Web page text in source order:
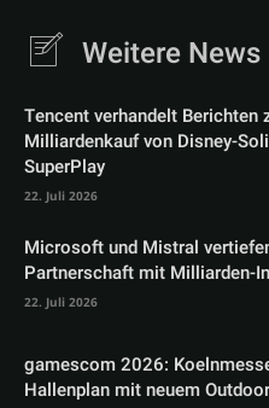
Weitere News
Tencent verhandelt Berichten
Milliardenkauf von Disney-
SuperPlay
22. Juli 2026
Microsoft und Mistral
Partnerschaft mit Milliarden-
22. Juli 2026
gamescom 2026:
Hallenplan mit neuem